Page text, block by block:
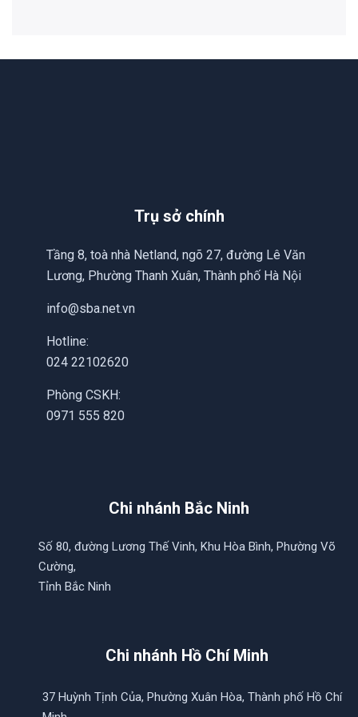
Trụ sở chính
Tầng 8, toà nhà Netland, ngõ 27, đường Lê Văn
Lương, Phường Thanh Xuân, Thành phố Hà Nội
info@sba.net.vn
Hotline:
024 22102620
Phòng CSKH:
0971 555 820
Chi nhánh Bắc Ninh
Số 80, đường Lương Thế Vinh, Khu Hòa Bình, Phường Võ
Cường,
Tỉnh Bắc Ninh
Chi nhánh Hồ Chí Minh
37 Huỳnh Tịnh Của, Phường Xuân Hòa, Thành phố Hồ Chí